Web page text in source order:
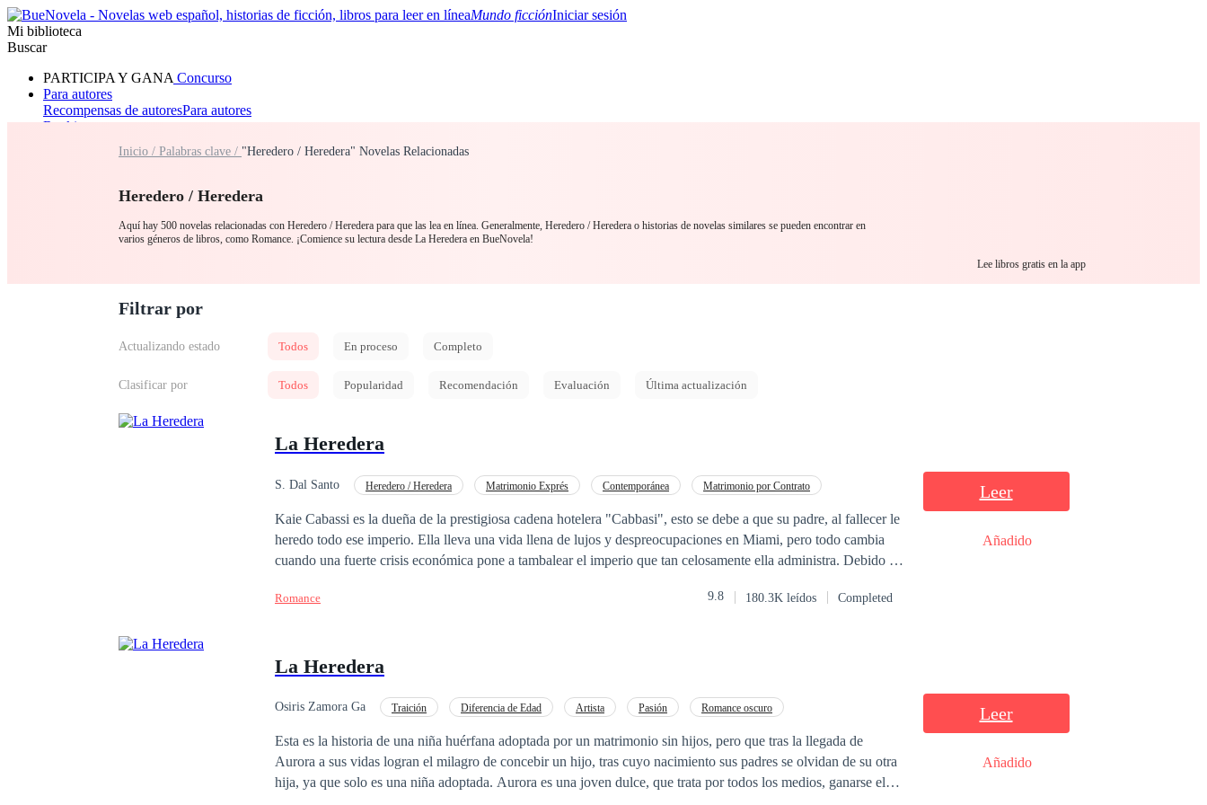
Mundo ficciónIniciar sesión
Mi biblioteca
Buscar
PARTICIPA Y GANA Concurso
Para autores
Recompensas de autoresPara autores
Ranking
RomanceHombre loboMafiaSistema
Inicio / Palabras clave / "Heredero / Heredera" Novelas Relacionadas
Heredero / Heredera
Aquí hay 500 novelas relacionadas con Heredero / Heredera para que las lea en línea. Generalmente, Heredero / Heredera o historias de novelas similares se pueden encontrar en
varios géneros de libros, como Romance. ¡Comience su lectura desde La Heredera en BueNovela!
Lee libros gratis en la app
Filtrar por
Actualizando estado Todos En proceso Completo
Clasificar por Todos Popularidad Recomendación Evaluación Última actualización
La Heredera
S. Dal Santo Heredero / Heredera Matrimonio Exprés Contemporánea
Matrimonio por Contrato
Kaie Cabassi es la dueña de la prestigiosa cadena hotelera "Cabbasi", esto se debe a que su padre, al fallecer le
heredo todo ese imperio. Ella lleva una vida llena de lujos y despreocupaciones en Miami, pero todo cambia
cuando una fuerte crisis económica pone a tambalear el imperio que tan celosamente ella administra. Debido a
ve obligada a aceptar una herencia que hasta ese momento Kaie había ignorado por completo, la de su fallecido
ese dinero, ella deberá casarse y tener un hijo en un plazo de dos años. ¿Qué es lo que sucederá cuando una
este dinero cambiar la manera de pensar de Kaie? ¿Encontrara a su "victima" perfecta para que esto sea solo un
REPRODUCCIÓN TOTAL O PARCIAL DE ESTE MATERIAL QUEDA PROHIBIDA. LA HISTORIA
ESTA REGISTRADA EN SAFE CREATIVE . Copyright ©2007054669151
Romance 9.8 180.3K leídos Completed
Leer
Añadido
La Heredera
Osiris Zamora Ga Traición Diferencia de Edad Artista Pasión
Romance oscuro
Esta es la historia de una niña huérfana adoptada por un matrimonio sin hijos, pero que tras la llegada de
Aurora a sus vidas logran el milagro de concebir un hijo, tras cuyo nacimiento sus padres se olvidan de su otra
hija, ya que solo es una niña adoptada. Aurora es una joven dulce, que trata por todos los medios, ganarse el
Leer
Añadido